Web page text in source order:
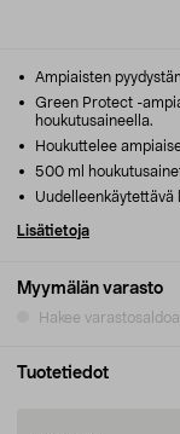
Myymälän varasto
Hakee
Ampiaisten
Green Protect -
houkutusaineella.
Houkuttelee
500 ml
Uudelleenkäytettävä
Lisätietoja
Tuotetiedot